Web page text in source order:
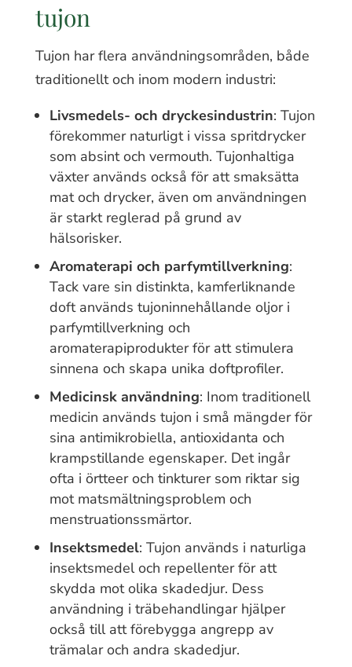
tujon
Tujon har flera användningsområden, både
traditionellt och inom modern industri:
Livsmedels- och dryckesindustrin: Tujon
förekommer naturligt i vissa spritdrycker
som absint och vermouth. Tujonhaltiga
växter används också för att smaksätta
mat och drycker, även om användningen
är starkt reglerad på grund av
hälsorisker.
Aromaterapi och parfymtillverkning:
Tack vare sin distinkta, kamferliknande
doft används tujoninnehållande oljor i
parfymtillverkning och
aromaterapiprodukter för att stimulera
sinnena och skapa unika doftprofiler.
Medicinsk användning: Inom traditionell
medicin används tujon i små mängder för
sina antimikrobiella, antioxidanta och
krampstillande egenskaper. Det ingår
ofta i örtteer och tinkturer som riktar sig
mot matsmältningsproblem och
menstruationssmärtor.
Insektsmedel: Tujon används i naturliga
insektsmedel och repellenter för att
skydda mot olika skadedjur. Dess
användning i träbehandlingar hjälper
också till att förebygga angrepp av
trämalar och andra skadedjur.